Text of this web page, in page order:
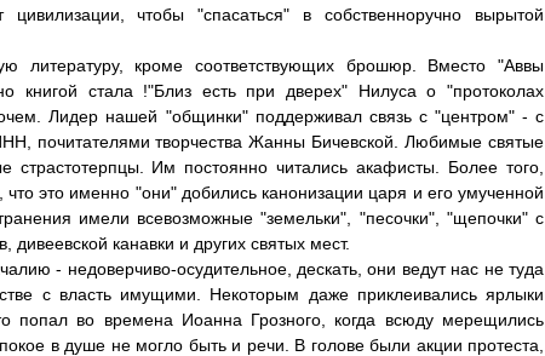
чтобы "спасаться" в собственноручно вырытой
литературу, кроме соответствующих брошюр. Вместо "Аввы
книгой стала !"Близ есть при дверех" Нилуса о "протоколах
Лидер нашей "общинки" поддерживал связь с "центром" - с
почитателями творчества Жанны Бичевской. Любимые святые
страстотерпцы. Им постоянно читались акафисты. Более того,
это именно "они" добились канонизации царя и его умученной
имели всевозможные "земельки", "песочки", "щепочки" с
дивеевской канавки и других святых мест.
- недоверчиво-осудительное, дескать, они ведут нас не туда
с власть имущими. Некоторым даже приклеивались ярлыки
попал во времена Иоанна Грозного, когда всюду мерещились
в душе не могло быть и речи. В голове были акции протеста,